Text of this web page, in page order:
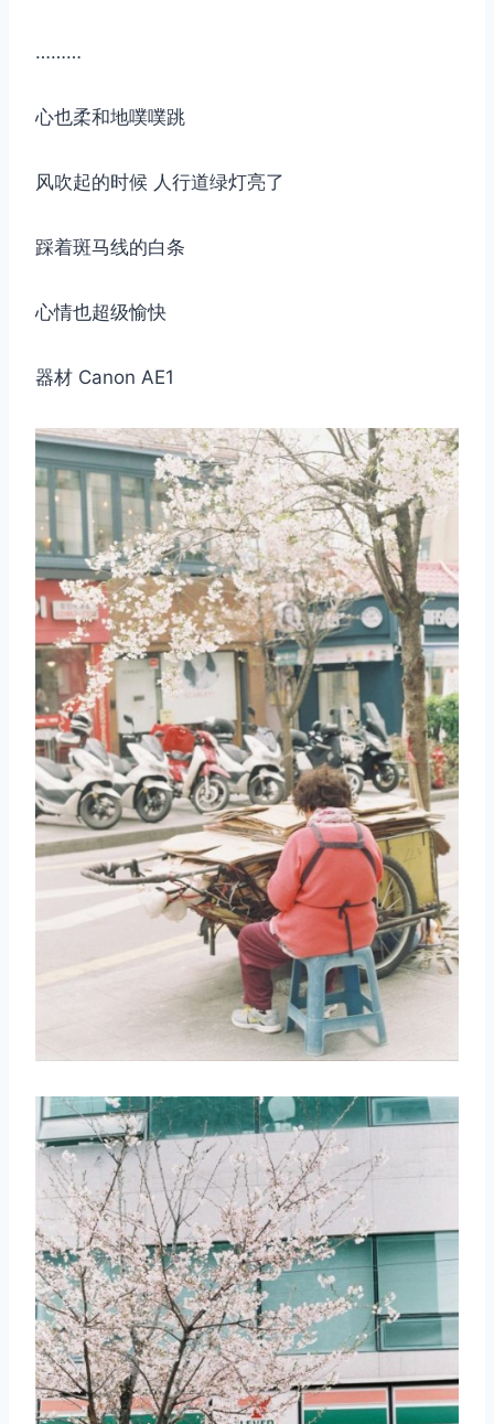
………
心也柔和地噗噗跳
风吹起的时候 人行道绿灯亮了
踩着斑马线的白条
心情也超级愉快
器材 Canon AE1